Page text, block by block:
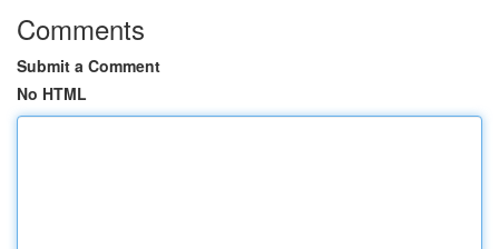
Comments
Submit a Comment
No HTML